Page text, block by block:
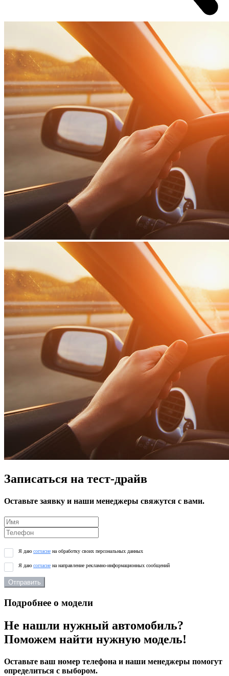
Записаться на тест-драйв
Оставьте заявку и наши менеджеры свяжутся с вами.
Я даю согласие на обработку своих персональных данных
Я даю согласие на направление рекламно-информационных сообщений
Отправить
Подробнее о модели
Не нашли нужный автомобиль?
Поможем найти нужную модель!
Оставьте ваш номер телефона и наши менеджеры помогут
определиться с выбором.